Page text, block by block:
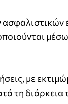
με
τη διάρκεια